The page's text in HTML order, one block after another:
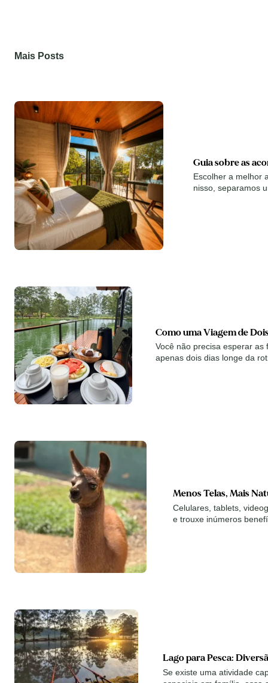
Mais Posts
Guia sobre as
Escolher a melhor
nisso, separamos
Como uma Viagem de
Você não precisa esperar
apenas dois dias longe da
Menos Telas, Mais
Celulares, tablets,
e trouxe inúmeros
Lago para Pesca:
Se existe uma atividade